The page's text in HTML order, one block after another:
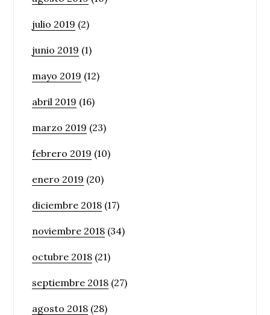
julio 2019 (2)
junio 2019 (1)
mayo 2019 (12)
abril 2019 (16)
marzo 2019 (23)
febrero 2019 (10)
enero 2019 (20)
diciembre 2018 (17)
noviembre 2018 (34)
octubre 2018 (21)
septiembre 2018 (27)
agosto 2018 (28)